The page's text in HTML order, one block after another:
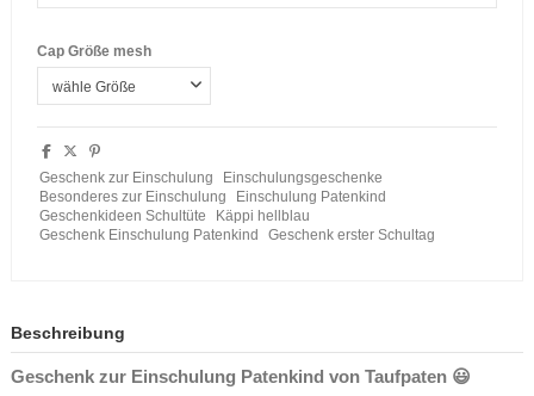
Cap Größe mesh
Geschenk zur Einschulung
Einschulungsgeschenke
Besonderes zur Einschulung
Einschulung Patenkind
Geschenkideen Schultüte
Käppi hellblau
Geschenk Einschulung Patenkind
Geschenk erster Schultag
Beschreibung
Geschenk zur Einschulung Patenkind von Taufpaten 😃